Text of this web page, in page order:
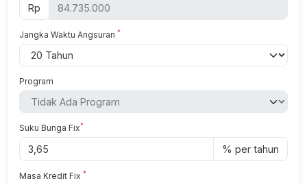
Rp
Jangka Waktu Angsuran *
Program
Suku Bunga Fix*
% per tahun
Masa Kredit Fix *